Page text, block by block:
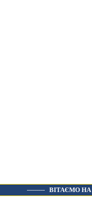
--------- ВІТАЄМО